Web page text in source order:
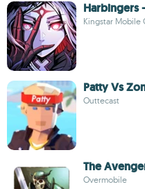
Harbingers
Kingstar Mobile
Patty Vs
Outtecast
The
Overmobile